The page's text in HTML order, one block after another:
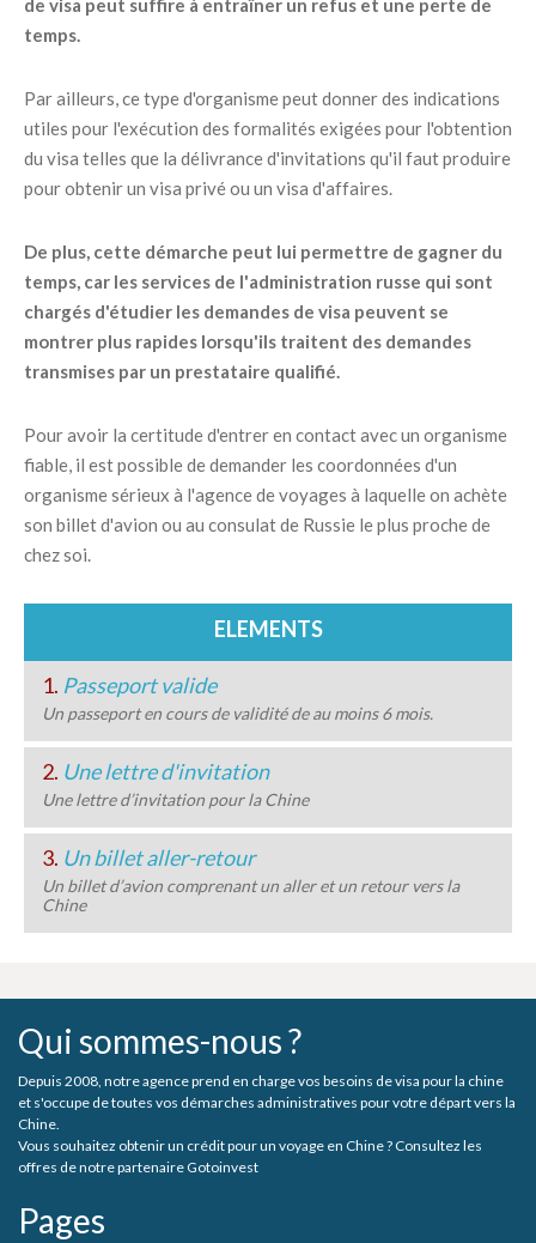
de visa peut suffire à entraîner un refus et une perte de
temps.
Par ailleurs, ce type d'organisme peut donner des indications
utiles pour l'exécution des formalités exigées pour l'obtention
du visa telles que la délivrance d'invitations qu'il faut produire
pour obtenir un visa privé ou un visa d'affaires.
De plus, cette démarche peut lui permettre de gagner du
temps, car les services de l'administration russe qui sont
chargés d'étudier les demandes de visa peuvent se
montrer plus rapides lorsqu'ils traitent des demandes
transmises par un prestataire qualifié.
Pour avoir la certitude d'entrer en contact avec un organisme
fiable, il est possible de demander les coordonnées d'un
organisme sérieux à l'agence de voyages à laquelle on achète
son billet d'avion ou au consulat de Russie le plus proche de
chez soi.
ELEMENTS
1. Passeport valide
Un passeport en cours de validité de au moins 6 mois.
2. Une lettre d'invitation
Une lettre d’invitation pour la Chine
3. Un billet aller-retour
Un billet d’avion comprenant un aller et un retour vers la
Chine
Qui sommes-nous ?
Depuis 2008, notre agence prend en charge vos besoins de visa pour la chine
et s'occupe de toutes vos démarches administratives pour votre départ vers la
Chine.
Vous souhaitez obtenir un crédit pour un voyage en Chine ? Consultez les
offres de notre partenaire Gotoinvest
Pages